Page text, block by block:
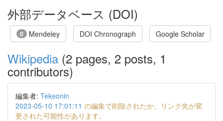
外部データベース (DOI)
0 Mendeley DOI Chronograph Google Scholar
Wikipedia (2 pages, 2 posts, 1
contributors)
編集者: Tekeonin
2023-05-10 17:01:11 の編集で削除されたか、リンク先が変
更された可能性があります。